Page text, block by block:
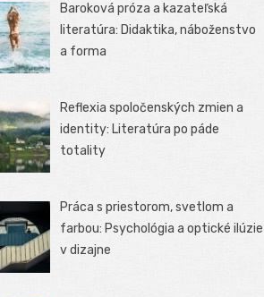
Baroková próza a kazateľská
literatúra: Didaktika, náboženstvo
a forma
Reflexia spoločenských zmien a
identity: Literatúra po páde
totality
Práca s priestorom, svetlom a
farbou: Psychológia a optické ilúzie
v dizajne